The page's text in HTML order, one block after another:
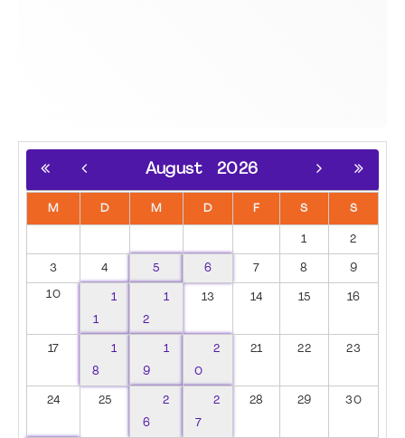
August 2026
M D M D F S S
1 2
3 4 5 6 7 8 9
10
1
1
1
2
13 14 15 16
17
1
8
1
9
2
0
21 22 23
24 25
2
6
2
7
28 29 30